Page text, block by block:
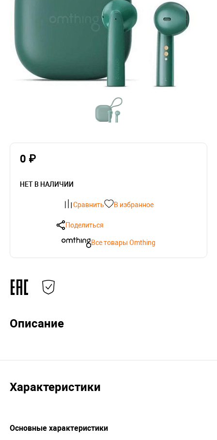
0 ₽
НЕТ В НАЛИЧИИ
Сравнить В избранное
Поделиться
Все товары Omthing
Описание
Характеристики
Основные характеристики